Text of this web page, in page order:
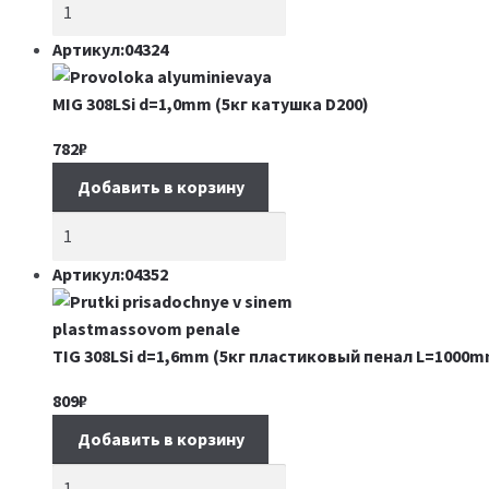
Артикул:04324
MIG 308LSi d=1,0mm (5кг катушка D200)
782₽
Добавить в корзину
Артикул:04352
TIG 308LSi d=1,6mm (5кг пластиковый пенал
809₽
Добавить в корзину